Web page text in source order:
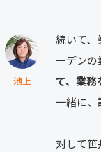
池上
続いて、
ーデンの
て、業務
一緒に、
対して